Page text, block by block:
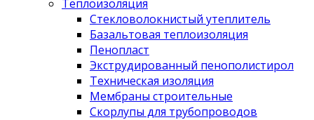
Теплоизоляция
Стекловолокнистый утеплитель
Базальтовая теплоизоляция
Пенопласт
Экструдированный пенополистирол
Техническая изоляция
Мембраны строительные
Скорлупы для трубопроводов